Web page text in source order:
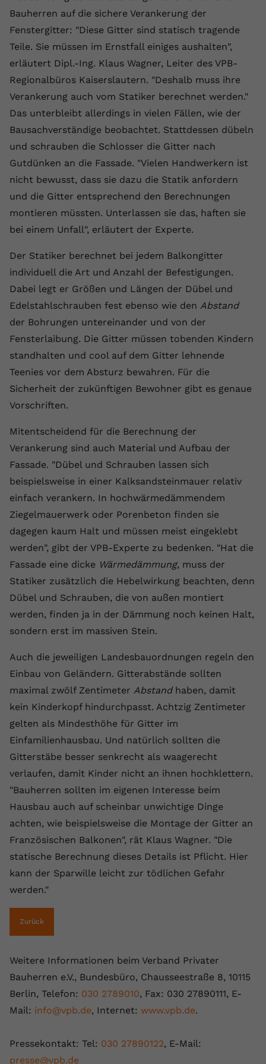
Bauherren auf die sichere Verankerung der
Fenstergitter: "Diese Gitter sind statisch tragende
Teile. Sie müssen im Ernstfall einiges aushalten",
erläutert Dipl.-Ing. Klaus Wagner, Leiter des VPB-
Regionalbüros Kaiserslautern. "Deshalb muss ihre
Verankerung auch vom Statiker berechnet werden."
Das unterbleibt allerdings in vielen Fällen, wie der
Bausachverständige beobachtet. Stattdessen dübeln
und schrauben die Schlosser die Gitter nach
Gutdünken an die Fassade. "Vielen Handwerkern ist
nicht bewusst, dass sie dazu die Statik anfordern
und die Gitter entsprechend den Berechnungen
montieren müssten. Unterlassen sie das, haften sie
bei einem Unfall", erläutert der Experte.
Der Statiker berechnet bei jedem Balkongitter
individuell die Art und Anzahl der Befestigungen.
Dabei legt er Größen und Längen der Dübel und
Edelstahlschrauben fest ebenso wie den Abstand
der Bohrungen untereinander und von der
Fensterlaibung. Die Gitter müssen tobenden Kindern
standhalten und cool auf dem Gitter lehnende
Teenies vor dem Absturz bewahren. Für die
Sicherheit der zukünftigen Bewohner gibt es genaue
Vorschriften.
Mitentscheidend für die Berechnung der
Verankerung sind auch Material und Aufbau der
Fassade. "Dübel und Schrauben lassen sich
beispielsweise in einer Kalksandsteinmauer relativ
einfach verankern. In hochwärmedämmendem
Ziegelmauerwerk oder Porenbeton finden sie
dagegen kaum Halt und müssen meist eingeklebt
werden", gibt der VPB-Experte zu bedenken. "Hat die
Fassade eine dicke Wärmedämmung, muss der
Statiker zusätzlich die Hebelwirkung beachten, denn
Dübel und Schrauben, die von außen montiert
werden, finden ja in der Dämmung noch keinen Halt,
sondern erst im massiven Stein.
Auch die jeweiligen Landesbauordnungen regeln den
Einbau von Geländern. Gitterabstände sollten
maximal zwölf Zentimeter Abstandhaben, damit
kein Kinderkopf hindurchpasst. Achtzig Zentimeter
gelten als Mindesthöhe für Gitter im
Einfamilienhausbau. Und natürlich sollten die
Gitterstäbe besser senkrecht als waagerecht
verlaufen, damit Kinder nicht an ihnen hochklettern.
"Bauherren sollten im eigenen Interesse beim
Hausbau auch auf scheinbar unwichtige Dinge
achten, wie beispielsweise die Montage der Gitter an
Französischen Balkonen", rät Klaus Wagner. "Die
statische Berechnung dieses Details ist Pflicht. Hier
kann der Sparwille leicht zur tödlichen Gefahr
werden."
Zurück
Weitere Informationen beim Verband Privater
Bauherren e.V., Bundesbüro, Chausseestraße 8, 10115
Berlin, Telefon: 030 2789010, Fax: 030 27890111, E-
Mail: info@vpb.de, Internet: www.vpb.de.
Pressekontakt: Tel: 030 27890122, E-Mail:
presse@vpb.de
Laufzeit 1 Jahr
Zweck
Dieser Wert speichert Ihre Consent-
Einstellungen. Unter anderem eine
zufällig generierte ID, für die
historische Speicherung Ihrer
vorgenommen Einstellungen, falls der
Webseiten-Betreiber dies eingestellt
Name fe_typo_user
Laufzeit Session
Zweck
Speicherung von
Zweck
wiederzuerkennen und statistische
Website zu erfassen.
Anbieter Google Ads
Zweck
Wird von Google Ads für das
Conversion-Tracking verwendet, um
Website zuzuordnen.
Cookie-Informationen anzeigen
Externe Inhalte
Wir verwenden auf unserer Website externe Inhalte,
um Ihnen zusätzliche Informationen anzubieten.
Name
Anbieter vimeo.com
Zweck
Vimeo installiert dieses Cookie, um
Tracking-Informationen zu sammeln,
indem es eine eindeutige ID zum
Einbetten von Videos auf der Website
setzt.
Name CONSENT
Laufzeit 2 Jahre
Zweck
eingebettete YouTube-Videos und
registriert anonyme statistische Daten.
yt-remote-device-id
Laufzeit Session
Zweck
Videopräferenzen des Benutzers zu
speichern, der eingebettete YouTube-
Videos verwendet.
Name yt.innertube::requests
Anbieter youtube.com
Laufzeit Session
Zweck
Dieser von YouTube gesetzte Cookie
Daten darüber zu speichern, welche
Videos von YouTube der Nutzer
gesehen hat.
Anbieter Youtube.com
Laufzeit Session
Zweck
Dieser von YouTube gesetzte Cookie
registriert eine eindeutige ID, um
Daten darüber zu speichern, welche
gesehen hat.
Anbieter
Laufzeit
Zweck
YouTube setzt diesen Cookie, um die
Videopräferenzen des Nutzers zu
Videos verwendet.